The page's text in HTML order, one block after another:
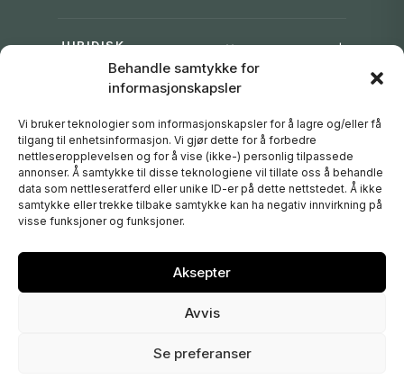
Behandle samtykke for
informasjonskapsler
Vi bruker teknologier som informasjonskapsler for å lagre og/eller få
tilgang til enhetsinformasjon. Vi gjør dette for å forbedre
nettleseropplevelsen og for å vise (ikke-) personlig tilpassede
annonser. Å samtykke til disse teknologiene vil tillate oss å behandle
data som nettleseratferd eller unike ID-er på dette nettstedet. Å ikke
samtykke eller trekke tilbake samtykke kan ha negativ innvirkning på
visse funksjoner og funksjoner.
Aksepter
Avvis
Se preferanser
JURIDISK
DAVINES GROUP
FØLG OSS
© 2026 [ comfort zone ] – Verdant AS – Org.nr. 992 518